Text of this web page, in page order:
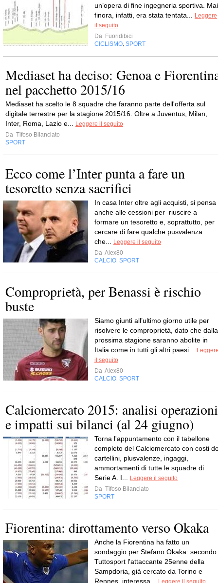
un’opera di fine ingegneria sportiva. Mai
finora, infatti, era stata tentata...
Leggere
il seguito
Da Fuoridibici
CICLISMO SPORT
Mediaset ha deciso: Genoa e
nel pacchetto 2015/16
Mediaset ha scelto le 8 squadre che faranno parte dell'offerta sul
digitale terrestre per la stagione 2015/16. Oltre a Juventus, Milan,
Inter, Roma, Lazio e...
Leggere il seguito
Da Tifoso Bilanciato
SPORT
Ecco come l’Inter punta a fare un
tesoretto senza sacrifici
In casa Inter oltre agli acquisti, si pensa
anche alle cessioni per riuscire a
formare un tesoretto e, soprattutto, per
cercare di fare qualche pusvalenza
che...
Leggere il seguito
Da Alex80
CALCIO SPORT
Comproprietà, per Benassi è rischio
buste
Siamo giunti all’ultimo giorno utile per
risolvere le comproprietà, dato che dalla
prossima stagione saranno abolite in
Italia come in tutti gli altri paesi...
il seguito
Da Alex80
CALCIO SPORT
Calciomercato 2015: analisi operazioni
e impatti sui bilanci (al 24 giugno)
Torna l'appuntamento con il tabellone
completo del Calciomercato con costi
cartellini, plusvalenze, ingaggi,
ammortamenti di tutte le squadre di
Serie A. I...
Leggere il seguito
Da Tifoso Bilanciato
SPORT
Fiorentina: dirottamento verso Okaka
Anche la Fiorentina ha fatto un
sondaggio per Stefano Okaka: secondo
Tuttosport l'attaccante 25enne della
Sampdoria, già cercato da Torino e
Rennes, interessa...
Leggere il seguito